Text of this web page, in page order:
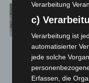
Kreuz
Verarbeitung
c)
Verarbeitung ist
automatisierter
jede solche
Erfassen, die